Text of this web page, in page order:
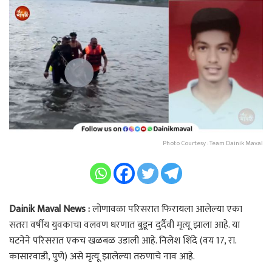
Photo Courtesy : Team Dainik Maval
Dainik Maval News :लोणावळा परिसरात फिरायला आलेल्या एका
सतरा वर्षीय युवकाचा वलवण धरणात बुडून दुर्दैवी मृत्यू झाला आहे. या
घटनेने परिसरात एकच खळबळ उडाली आहे. निलेश शिंदे (वय 17, रा.
कासारवाडी, पुणे) असे मृत्यू झालेल्या तरुणाचे नाव आहे.